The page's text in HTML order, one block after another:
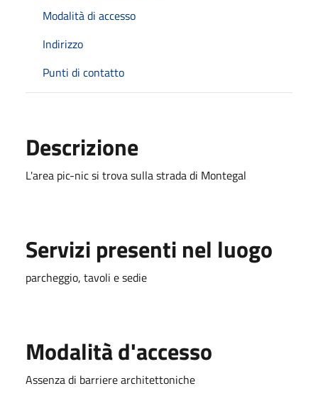
Modalità di accesso
Indirizzo
Punti di contatto
Descrizione
L'area pic-nic si trova sulla strada di Montegal
Servizi presenti nel luogo
parcheggio, tavoli e sedie
Modalità d'accesso
Assenza di barriere architettoniche